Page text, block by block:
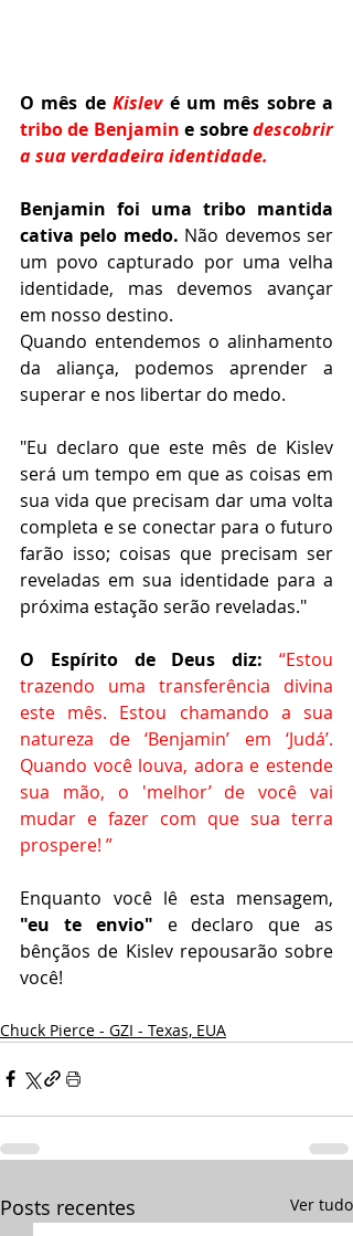
O mês de Kislev
tribo de Benjamin e sobre descobrir
a sua verdadeira identidade.
Benjamin foi uma tribo mantida
cativa pelo medo. Não devemos ser
um povo capturado por uma velha
identidade, mas devemos avançar
em nosso destino.
Quando entendemos o alinhamento
da aliança, podemos aprender a
superar e nos libertar do medo.
"Eu declaro que este mês de Kislev
será um tempo em que as coisas em
sua vida que precisam dar uma volta
completa e se conectar para o futuro
farão isso; coisas que precisam ser
reveladas em sua identidade para a
próxima estação serão reveladas."
O Espírito de Deus diz: “Estou
trazendo uma transferência divina
este mês. Estou chamando a sua
natureza de ‘Benjamin’ em ‘Judá’.
Quando você louva, adora e estende
sua mão, o 'melhor’ de você vai
mudar e fazer com que sua terra
prospere! ”
"eu te envio" e declaro que as
bênçãos de Kislev repousarão sobre
você!
Chuck Pierce - GZI - Texas, EUA
Posts recentes Ver tudo